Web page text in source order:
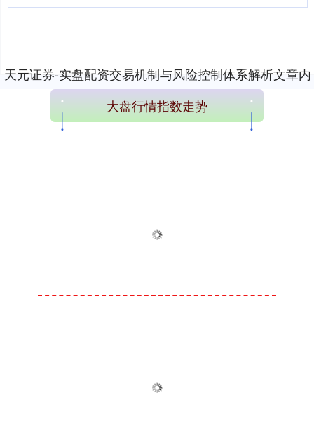
天元证券-实盘配资交易机制与风险控制体系解析文章内
容加载完成
大盘行情指数走势